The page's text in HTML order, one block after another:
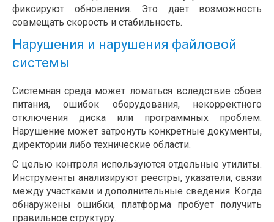
фиксируют обновления. Это дает возможность
совмещать скорость и стабильность.
Нарушения и нарушения файловой
системы
Системная среда может ломаться вследствие сбоев
питания, ошибок оборудования, некорректного
отключения диска или программных проблем.
Нарушение может затронуть конкретные документы,
директории либо технические области.
С целью контроля используются отдельные утилиты.
Инструменты анализируют реестры, указатели, связи
между участками и дополнительные сведения. Когда
обнаружены ошибки, платформа пробует получить
правильное структуру.